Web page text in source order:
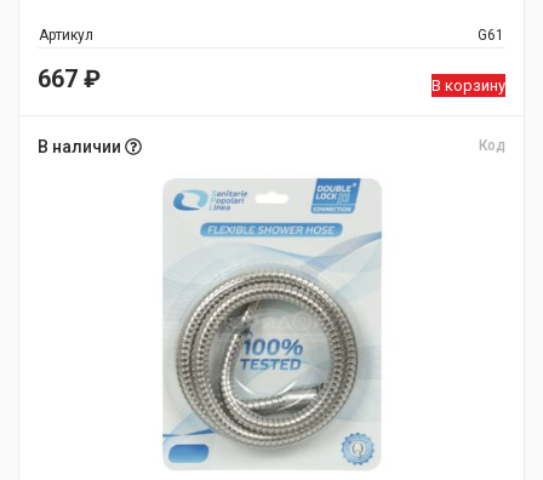
Артикул G61
667 ₽ В корзину
В наличии Код